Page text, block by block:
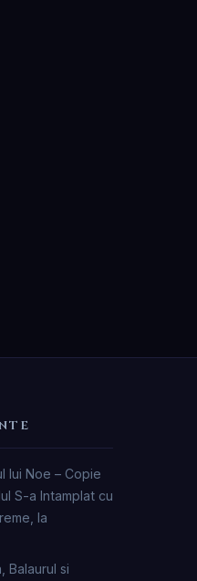
lui Noe – Copie
S-a Intamplat cu
la
Balaurul si